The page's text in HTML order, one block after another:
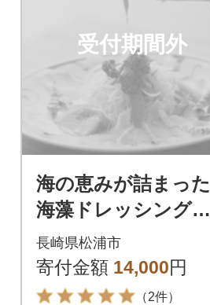
受付期間外
海の恵みが詰まった
海藻ドレッシングと
鯛のカルパッチョセ
ット6人前
長崎県松浦市
寄付金額 14,000円
（2件）